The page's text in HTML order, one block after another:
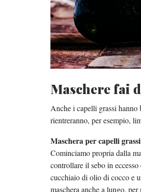
Maschere fai
Anche i capelli grassi
rientreranno, per esempio,
Maschera per capelli
Cominciamo propria dalla
controllare il sebo in
cucchiaio di olio di cocco e
maschera anche a lungo,